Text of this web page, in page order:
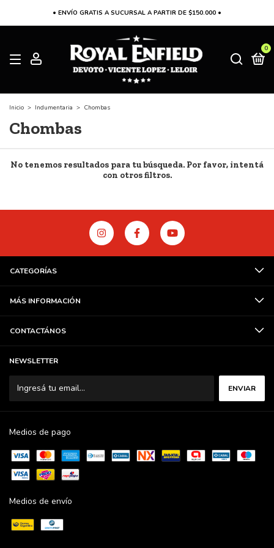
• ENVÍO GRATIS A SUCURSAL A PARTIR DE $150.000 •
0
Inicio > Indumentaria > Chombas
Chombas
No tenemos resultados para tu búsqueda. Por favor, intentá
con otros filtros.
CATEGORÍAS
MÁS INFORMACIÓN
CONTACTÁNOS
NEWSLETTER
Medios de pago
Medios de envío